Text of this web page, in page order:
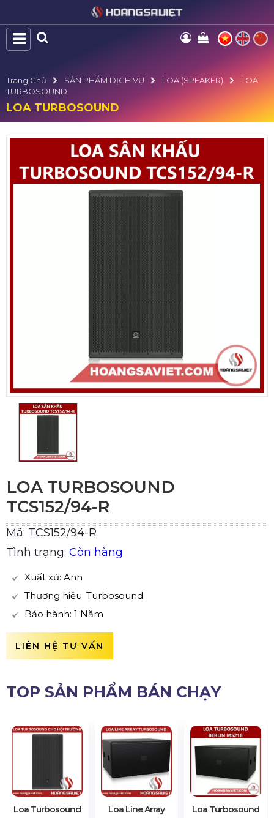
Trang Chủ SẢN PHẨM DỊCH VỤ LOA (SPEAKER)
LOA
TURBOSOUND
LOA TURBOSOUND
LOA TURBOSOUND
TCS152/94-R
Mã: TCS152/94-R
Tình trạng: Còn hàng
Xuất xứ: Anh
Thương hiệu: Turbosound
Bảo hành: 1 Năm
LIÊN HỆ TƯ VẤN
TOP SẢN PHẨM BÁN CHẠY
Loa Turbosound
Loa Line Array
Loa Turbosound